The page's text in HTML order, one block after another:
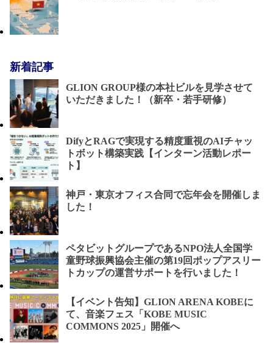
新着記事
GLION GROUP様の本社ビルを見学させて
いただきました！（新卒・若手研修）
DifyとRAGで実現する精度重視のAIチャッ
トボット構築実践【インターン活動レポー
ト】
神戸・東京オフィス合同で忘年会を開催しま
した！
ペタビットグループであるNPO法人全国学
童野球振興協会主催の第19回ポップアスリー
トカップの運営サポートを行いました！
【イベント告知】GLION ARENA KOBEに
て、音楽フェス「KOBE MUSIC
COMMONS 2025」開催へ